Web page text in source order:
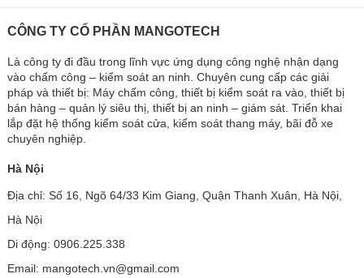
CÔNG TY CỔ PHẦN MANGOTECH
Là công ty đi đầu trong lĩnh vực ứng dụng công nghệ nhận dạng
vào chấm công – kiểm soát an ninh. Chuyên cung cấp các giải
pháp và thiết bị: Máy chấm công, thiết bị kiểm soát ra vào, thiết bị
bán hàng – quản lý siêu thị, thiết bị an ninh – giám sát. Triển khai
lắp đặt hệ thống kiểm soát cửa, kiểm soát thang máy, bãi đỗ xe
chuyên nghiệp.
Hà Nội
Địa chỉ: Số 16, Ngõ 64/33 Kim Giang, Quận Thanh Xuân, Hà Nội,
Hà Nội
Di động: 0906.225.338
Email: mangotech.vn@gmail.com